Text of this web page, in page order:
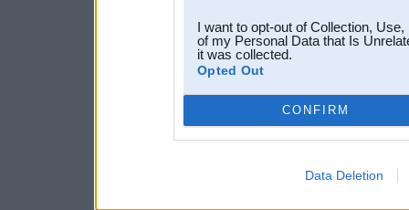
I want to opt-out of Collection,
of my Personal Data that Is
it was collected.
Opted Out
CONFIRM
Data Deletion